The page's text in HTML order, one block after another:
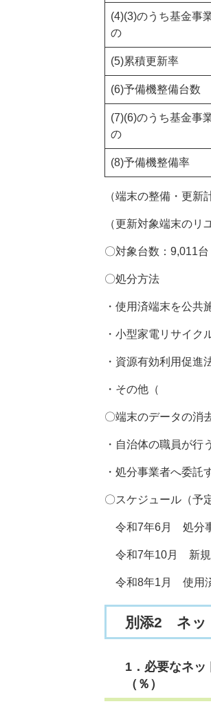
(4)(3)のうち基金事
の
(5)累積更新率
(6)予備機整備台数
(7)(6)のうち基金事
の
(8)予備機整備率
（端末の整備・更新
（更新対象端末のリ
〇対象台数：9,011台
〇処分方法
・使用済端末を公共
・小型家電リサイク
・資源有効利用促進
・そ
〇端末のデータの消
・自治体の職員が行う
・処分事業者へ委託
〇スケジュール（予
令和7年6月 処分
令和7年10月 新規
令和8年1月 使用
別添2 ネッ
1．必要なネッ
（％）